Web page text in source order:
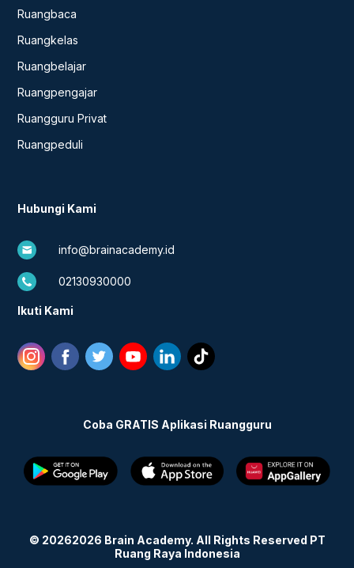
Ruangbaca
Ruangkelas
Ruangbelajar
Ruangpengajar
Ruangguru Privat
Ruangpeduli
Hubungi Kami
info@brainacademy.id
02130930000
Ikuti Kami
Coba GRATIS Aplikasi Ruangguru
© 20262026 Brain Academy. All Rights Reserved PT
Ruang Raya Indonesia